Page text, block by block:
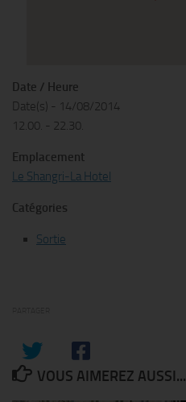
Date / Heure
Date(s) - 14/08/2014
12.00. - 22.30.
Emplacement
Le Shangri-La Hotel
Catégories
Sortie
VOUS AIMEREZ AUSSI...